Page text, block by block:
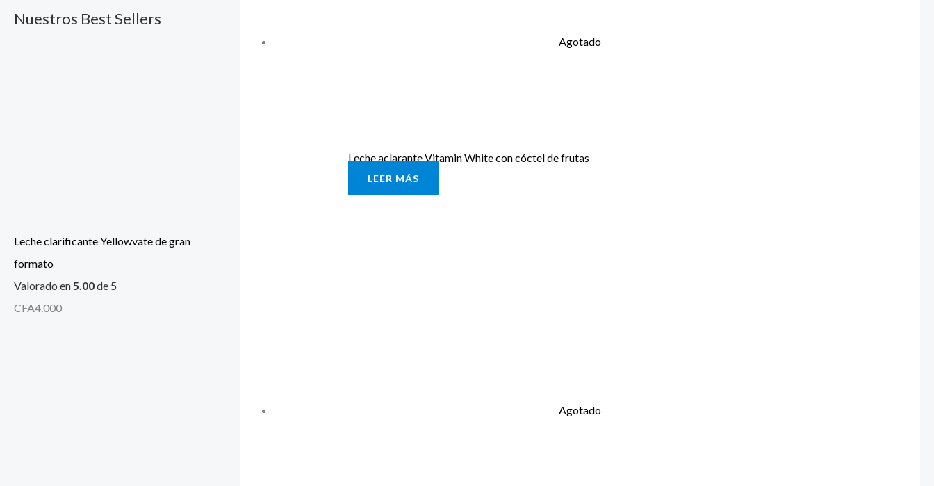
Nuestros Best Sellers
Leche clarificante Yellowvate de gran
formato
Valorado en5.00de 5
CFA4.000
Agotado
Leche aclarante Vitamin White con cóctel de frutas
LEER MÁS
Agotado